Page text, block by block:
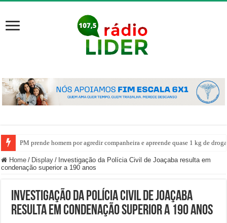
PM prende homem por agredir companheira e apreende quase 1 kg de
Home / Display / Investigação da Polícia Civil de Joaçaba resulta em
condenação superior a 190 anos
Investigação da Polícia Civil de Joaçaba
resulta em condenação superior a 190 anos